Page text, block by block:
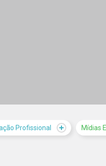
Profissional Mídias